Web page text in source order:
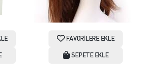
FAVORILERE EKLE
SEPETE EKLE